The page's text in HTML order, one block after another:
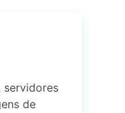
servidores
de